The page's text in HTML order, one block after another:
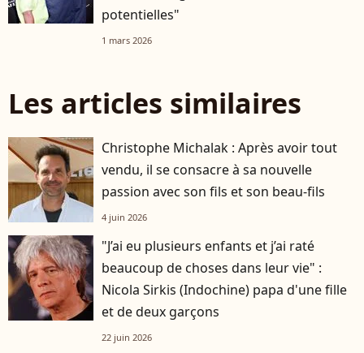
potentielles"
1 mars 2026
Les articles similaires
Christophe Michalak : Après avoir tout
vendu, il se consacre à sa nouvelle
passion avec son fils et son beau-fils
4 juin 2026
"J’ai eu plusieurs enfants et j’ai raté
beaucoup de choses dans leur vie" :
Nicola Sirkis (Indochine) papa d'une fille
et de deux garçons
22 juin 2026